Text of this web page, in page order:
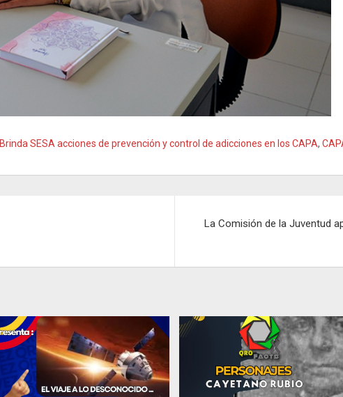
Brinda SESA acciones de prevención y control de adicciones en los CAPA,
La Comisión de la Juventud